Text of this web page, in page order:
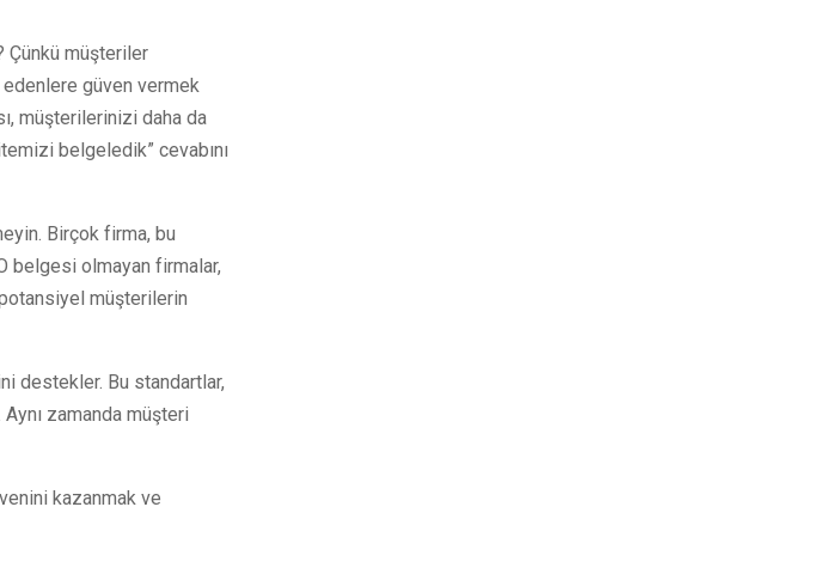
Çünkü müşteriler
güven vermek
müşterilerinizi daha da
belgeledik” cevabını
Birçok firma, bu
belgesi olmayan firmalar,
müşterilerin
destekler. Bu standartlar,
zamanda müşteri
kazanmak ve